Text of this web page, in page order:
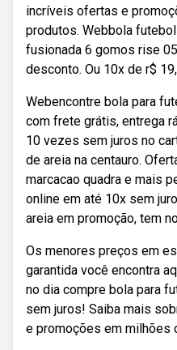
incríveis ofertas e
produtos. Webbola
fusionada 6 gomos rise
desconto. Ou 10x de r$
Webencontre bola para
com frete grátis, entrega
10 vezes sem juros no
de areia na centauro.
marcacao quadra e mais
online em até 10x sem
areia em promoção, tem
Os menores preços em
garantida você encontra
no dia compre bola para
sem juros! Saiba mais
e promoções em milhões